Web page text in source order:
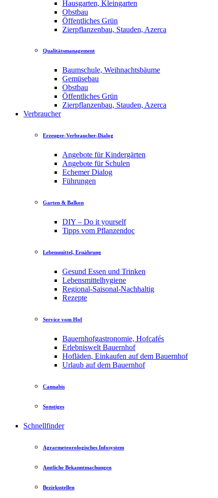
Hausgarten, Kleingarten
Obstbau
Öffentliches Grün
Zierpflanzenbau, Stauden, Azerca
Qualitätsmanagement
Baumschule, Weihnachtsbäume
Gemüsebau
Obstbau
Öffentliches Grün
Zierpflanzenbau, Stauden, Azerca
Verbraucher
Erzeuger-Verbraucher-Dialog
Angebote für Kindergärten
Angebote für Schulen
Echemer Dialog
Führungen
Garten & Balkon
DIY – Do it yourself
Tipps vom Pflanzendoc
Lebensmittel, Ernährung
Gesund Essen und Trinken
Lebensmittelhygiene
Regional-Saisonal-Nachhaltig
Rezepte
Service vom Hof
Bauernhofgastronomie, Hofcafés
Erlebniswelt Bauernhof
Hofläden, Einkaufen auf dem Bauernhof
Urlaub auf dem Bauernhof
Cannabis
Sonstiges
Schnellfinder
Agrarmeteorologisches Infosystem
Amtliche Bekanntmachungen
Bezirksstellen